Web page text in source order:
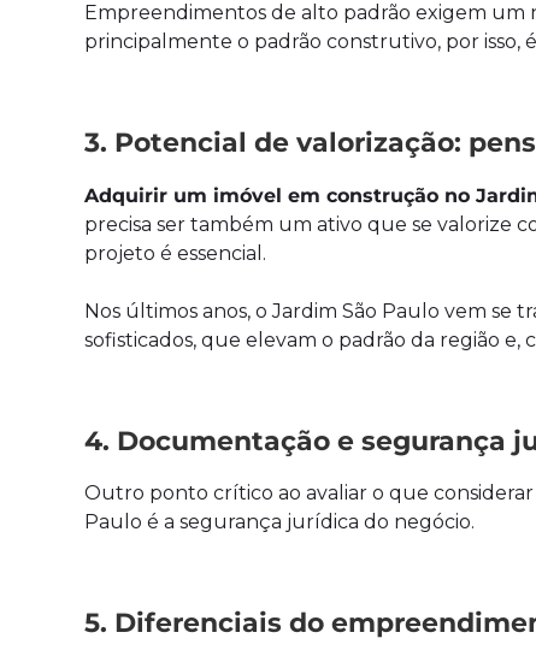
Empreendimentos de alto padrão exigem
principalmente o padrão construtivo, por isso,
3. Potencial de valorização:
Adquirir um imóvel em construção no
precisa ser também um ativo que se valorize
projeto é essencial.
Nos últimos anos, o Jardim São Paulo vem
sofisticados, que elevam o padrão da região
4. Documentação e segurança
Outro ponto crítico ao avaliar o que
Paulo é a segurança jurídica do negócio.
5. Diferenciais do